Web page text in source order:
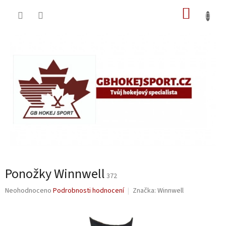
Ponožky Winnwell 372
Průměrné
Neohodnoceno Podrobnosti hodnocení Značka: Winnwell